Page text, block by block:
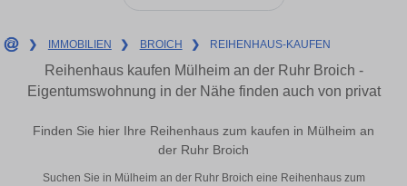
❯ IMMOBILIEN ❯ BROICH ❯ REIHENHAUS-KAUFEN
Reihenhaus kaufen Mülheim an der Ruhr Broich -
Eigentumswohnung in der Nähe finden auch von privat
Finden Sie hier Ihre Reihenhaus zum kaufen in Mülheim an
der Ruhr Broich
Suchen Sie in Mülheim an der Ruhr Broich eine Reihenhaus zum